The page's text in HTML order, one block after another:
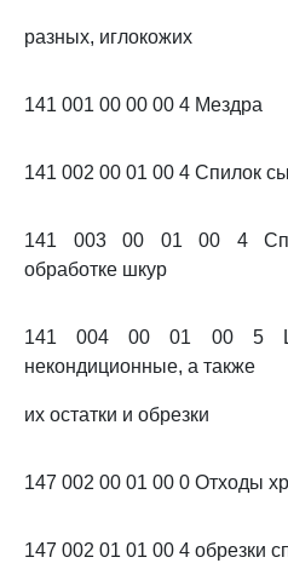
разных, иглокожих
141 001 00 00 00 4 Мездра
141 002 00 01 00 4 Спилок
141 003 00 01 00 4
обработке шкур
141 004 00 01 00 5
некондиционные, а также
их остатки и обрезки
147 002 00 01 00 0 Отходы
147 002 01 01 00 4 обрезки